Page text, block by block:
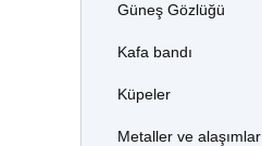
Güneş Gözlüğü
Kafa bandı
Küpeler
Metaller ve alaşımlar